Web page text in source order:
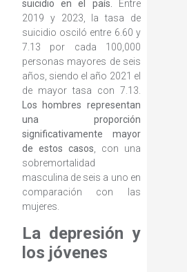
suicidio en el país.
Entre
2019 y 2023, la tasa de
suicidio osciló entre 6.60 y
7.13 por cada 100,000
personas mayores de seis
años, siendo el año 2021 el
de mayor tasa con 7.13.
Los hombres representan
una proporción
significativamente mayor
de estos casos , con una
sobremortalidad
masculina de seis a uno en
comparación con las
mujeres.
La depresión y
los jóvenes